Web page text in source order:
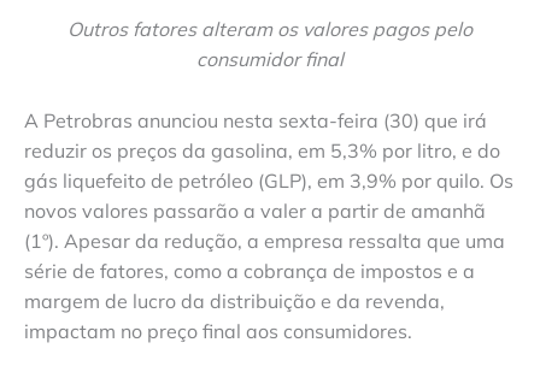
Outros fatores alteram os valores pagos pelo
consumidor final
A Petrobras anunciou nesta sexta-feira (30) que irá
reduzir os preços da gasolina, em 5,3% por litro, e do
gás liquefeito de petróleo (GLP), em 3,9% por quilo. Os
novos valores passarão a valer a partir de amanhã
(1º). Apesar da redução, a empresa ressalta que uma
série de fatores, como a cobrança de impostos e a
margem de lucro da distribuição e da revenda,
impactam no preço final aos consumidores.